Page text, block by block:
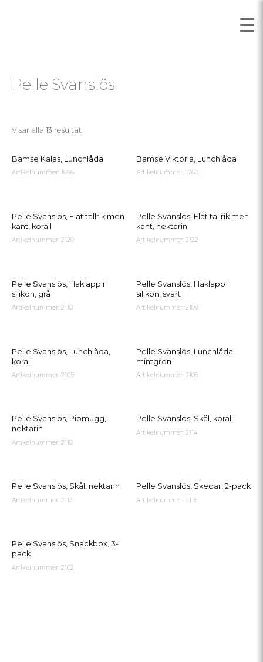
Pelle Svanslös
Visar alla 13 resultat
Bamse Kalas, Lunchlåda
Artikelnummer: 1696
Bamse Viktoria, Lunchlåda
Artikelnummer: 1760
Pelle Svanslös, Flat tallrik men
kant, korall
Artikelnummer: 2120
Pelle Svanslös, Flat tallrik men
kant, nektarin
Artikelnummer: 2122
Pelle Svanslös, Haklapp i
silikon, grå
Artikelnummer: 2110
Pelle Svanslös, Haklapp i
silikon, svart
Artikelnummer: 2108
Pelle Svanslös, Lunchlåda,
korall
Artikelnummer: 2105
Pelle Svanslös, Lunchlåda,
mintgrön
Artikelnummer: 2106
Pelle Svanslös, Pipmugg,
nektarin
Artikelnummer: 2118
Pelle Svanslös, Skål, korall
Artikelnummer: 2114
Pelle Svanslös, Skål, nektarin
Artikelnummer: 2112
Pelle Svanslös, Skedar, 2-pack
Artikelnummer: 2116
Pelle Svanslös, Snackbox, 3-
pack
Artikelnummer: 2102